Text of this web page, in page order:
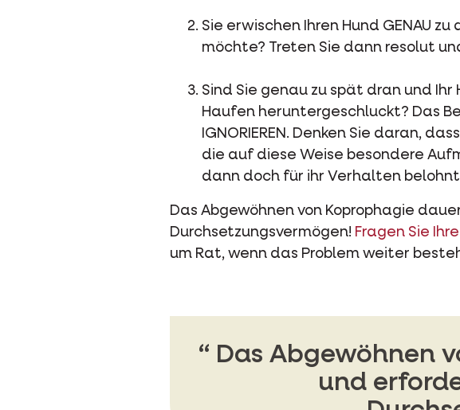
Sie erwischen Ihren Hund GENAU
möchte? Treten Sie dann resolut
Sind Sie genau zu spät dran und
Haufen heruntergeschluckt? Das
IGNORIEREN. Denken Sie daran,
die auf diese Weise besondere
dann doch für ihr Verhalten
Das Abgewöhnen von Koprophagie
Durchsetzungsvermögen! Fragen Sie
um Rat, wenn das Problem weiter
Das Abgewöhnen
und